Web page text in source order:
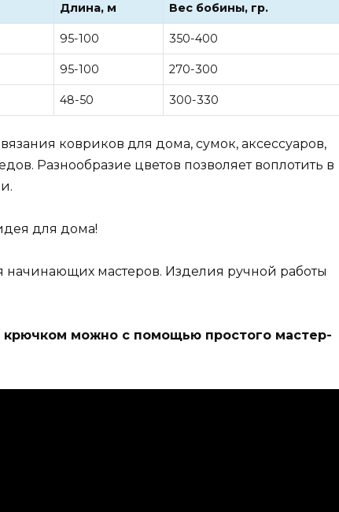
Длина, м Вес бобины, гр.
95-100 350-400
95-100 270-300
48-50 300-330
ковриков для дома, сумок, аксессуаров,
Разнообразие цветов позволяет воплотить в
для дома!
начинающих мастеров. Изделия ручной работы
крючком можно с помощью простого мастер-